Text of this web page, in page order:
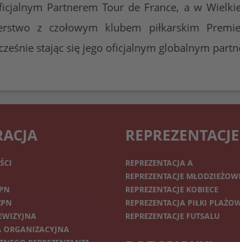
Partnerem Tour de France, a w
z czołowym klubem piłkarskim
stając się jego oficjalnym globalnym
ORGANIZACYJNA
REPREZENTACJE
REPREZENTACJA A
REPREZENTACJE
REPREZENTACJE KOBIECE
REPREZENTACJA PIŁKI
REPREZENTACJE FUTSALU